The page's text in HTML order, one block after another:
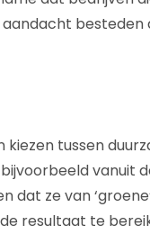
besteden
tussen
vanuit
dat ze van
resultaat te